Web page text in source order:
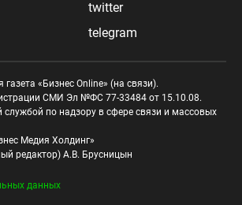
twitter
telegram
«Бизнес Online» (на связи).
СМИ Эл №ФС 77-33484 от 15.10.08.
по надзору в сфере связи и массовых
Медия Холдинг»
редактор) А.В. Брусницын
данных